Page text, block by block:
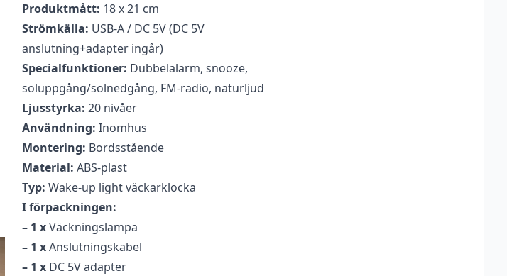
Produktmått: 18 x 21 cm
Strömkälla: USB-A / DC 5V (DC 5V
anslutning+adapter ingår)
Specialfunktioner: Dubbelalarm, snooze,
soluppgång/solnedgång, FM-radio, naturljud
Ljusstyrka: 20 nivåer
Användning: Inomhus
Montering: Bordsstående
Material: ABS-plast
Typ: Wake-up light väckarklocka
I förpackningen:
– 1 xVäckningslampa
– 1 xAnslutningskabel
– 1 x DC 5V adapter